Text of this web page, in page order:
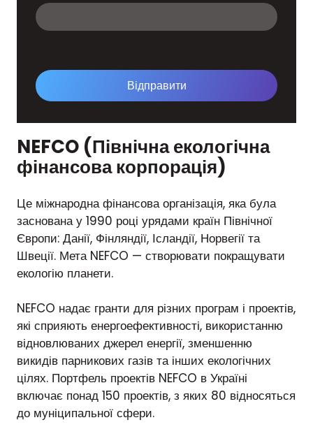
Відправити
NEFCO (Північна екологічна
фінансова корпорація)
Це міжнародна фінансова організація, яка була
заснована у 1990 році урядами країн Північної
Європи: Данії, Фінляндії, Ісландії, Норвегії та
Швеції. Мета NEFCO — створювати покращувати
екологію планети.
NEFCO надає гранти для різних програм і проектів,
які сприяють енергоефективності, використанню
відновлюваних джерел енергії, зменшенню
викидів парникових газів та інших екологічних
цілях. Портфель проектів NEFCO в Україні
включає понад 150 проектів, з яких 80 відносяться
до муніципальної сфери.